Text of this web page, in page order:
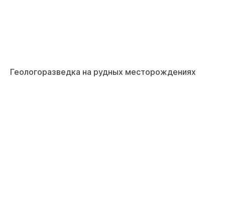
Геологоразведка на рудных месторождениях